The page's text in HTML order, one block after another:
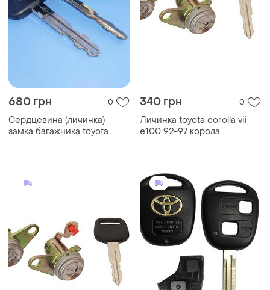
680 грн 0
Сердцевина (личинка)
замка багажника toyota
340 грн 0
Личинка toyota corolla vii
e100 92-97 корола